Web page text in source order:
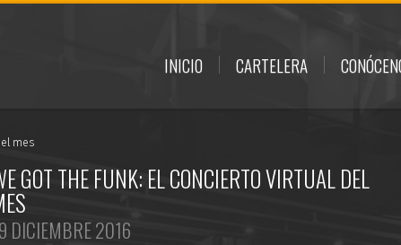
INICIO CARTELERA
mes
GOT THE FUNK: EL CONCIERTO VIRTUAL DEL
DICIEMBRE 2016